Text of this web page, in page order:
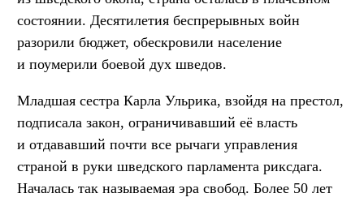
состоянии. Десятилетия беспрерывных войн
разорили бюджет, обескровили население
и поумерили боевой дух шведов.
Младшая сестра Карла Ульрика, взойдя на престол,
подписала закон, ограничивавший её власть
и отдававший почти все рычаги управления
страной в руки шведского парламента риксдага.
Началась так называемая эра свобод. Более 50 лет